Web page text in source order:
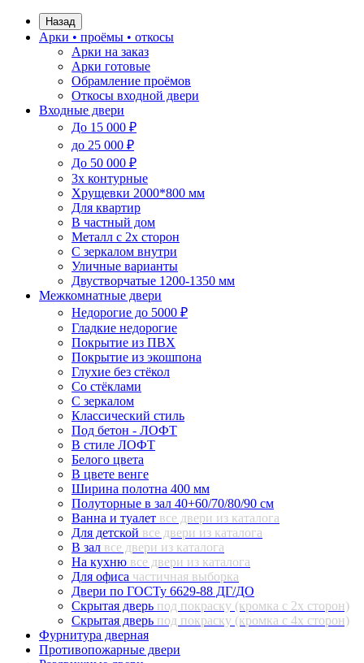
Назад
Арки • проёмы • откосы
Арки на заказ
Арки готовые
Обрамление проёмов
Откосы входной двери
Входные двери
До 15 000 ₽
до 25 000 ₽
До 50 000 ₽
3х контурные
Хрущевки 2000*800 мм
Для квартир
В частный дом
Металл с 2х сторон
С зеркалом внутри
Уличные варианты
Двустворчатые 1200-1350 мм
Межкомнатные двери
Недорогие до 5000 ₽
Гладкие недорогие
Покрытие из ПВХ
Покрытие из экошпона
Глухие без стёкол
Со стёклами
С зеркалом
Классический стиль
Под бетон - ЛОФТ
В стиле ЛОФТ
Белого цвета
В цвете венге
Ширина полотна 400 мм
Полуторные в зал 40+60/70/80/90 см
Ванна и туалет все двери из каталога
Для детской все двери из каталога
В зал все двери из каталога
На кухню все двери из каталога
Для офиса частичная выборка
Двери по ГОСТу 6629-88 ДГ/ДО
Скрытая дверь под покраску (кромка с 2х сторон)
Скрытая дверь под покраску (кромка с 4х сторон)
Фурнитура дверная
Противопожарные двери